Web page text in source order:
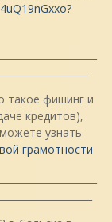
такое фишинг и
кредитов),
узнать
грамотности